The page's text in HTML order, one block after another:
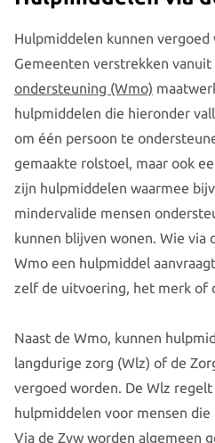
Hulpmiddelen kunnen vergoed
Gemeenten verstrekken vanuit
ondersteuning (Wmo)
hulpmiddelen die hieronder
om één persoon te
gemaakte rolstoel, maar ook
zijn hulpmiddelen waarmee
mindervalide mensen
kunnen blijven wonen. Wie via
Wmo een hulpmiddel
zelf de uitvoering, het merk of
Naast de Wmo, kunnen
langdurige zorg (Wlz) of de
vergoed worden. De Wlz
hulpmiddelen voor mensen
Via de Zvw worden algemeen